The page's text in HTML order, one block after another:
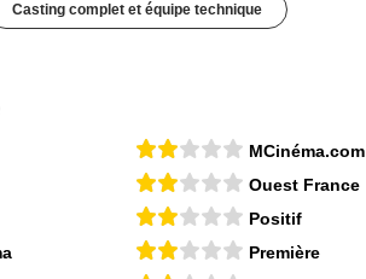
Casting complet et équipe technique
MCinéma.com
Ouest France
Positif
Première